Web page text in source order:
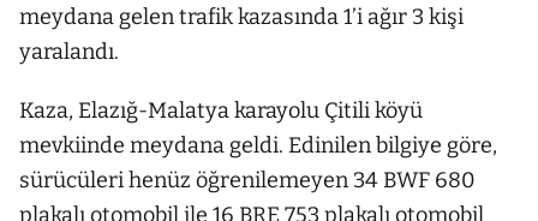
meydana gelen trafik kazasında 1’i ağır 3 kişi
yaralandı.
Kaza, Elazığ-Malatya karayolu Çitili köyü
mevkiinde meydana geldi. Edinilen bilgiye göre,
sürücüleri henüz öğrenilemeyen 34 BWF 680
plakalı otomobil ile 16 BRE 753 plakalı otomobil